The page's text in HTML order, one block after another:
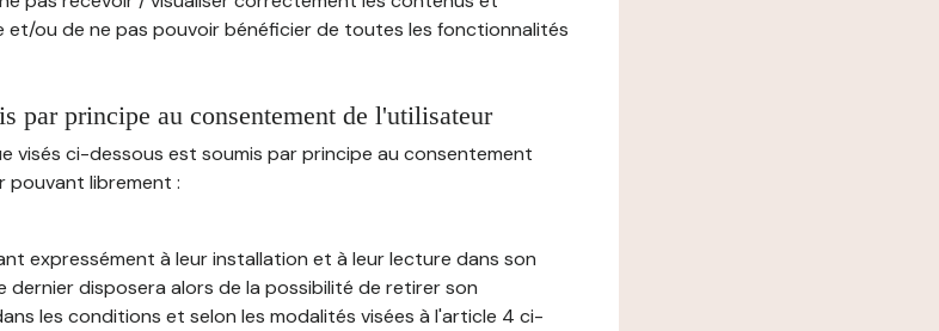
et/ou de ne pas pouvoir bénéficier de toutes les fonctionnalités
par principe au consentement de l'utilisateur
visés ci-dessous est soumis par principe au consentement
pouvant librement :
expressément à leur installation et à leur lecture dans son
disposera alors de la possibilité de retirer son
les conditions et selon les modalités visées à l'article 4 ci-